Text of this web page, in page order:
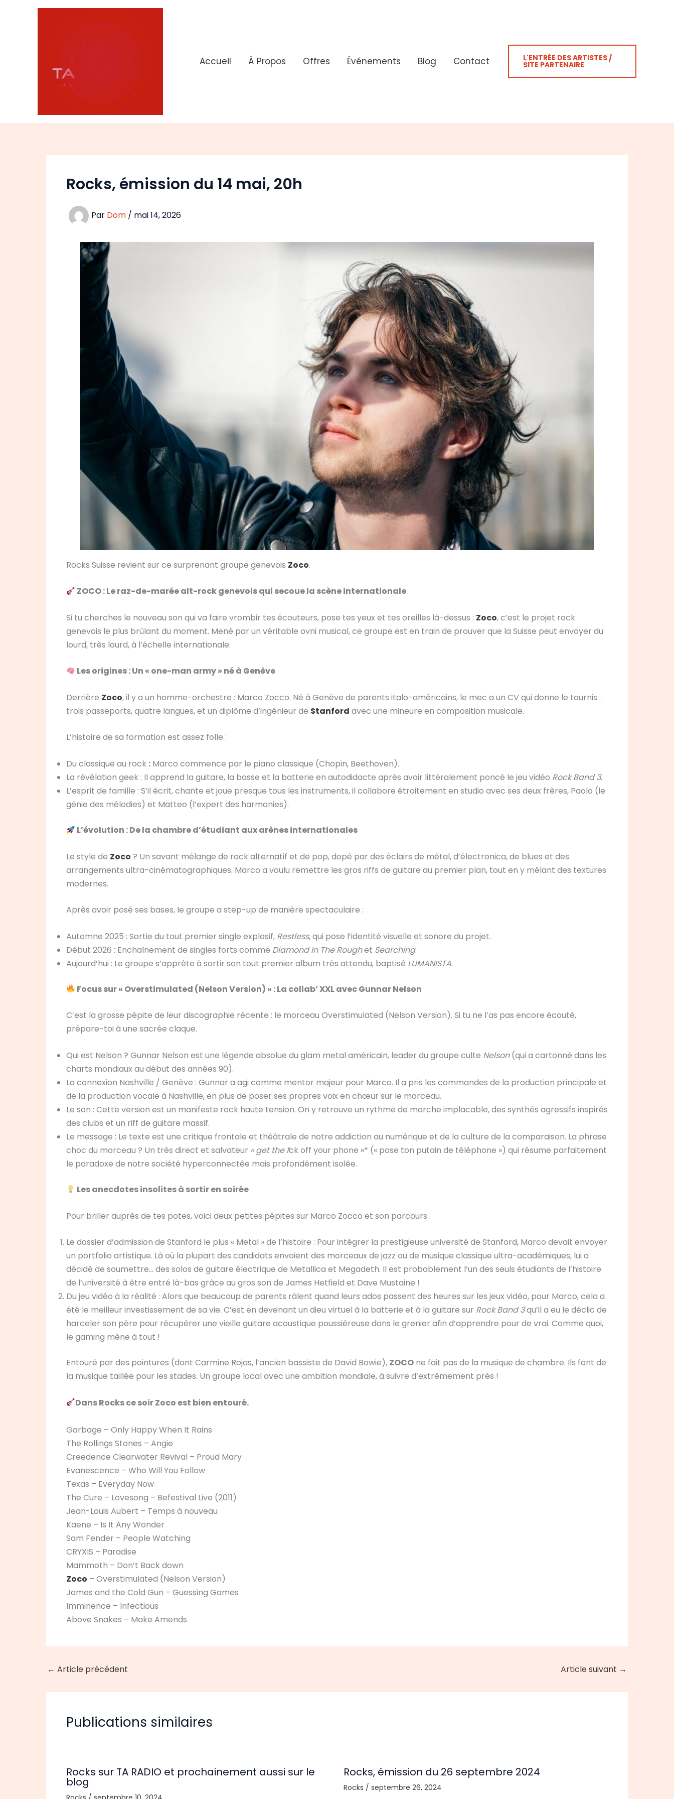
Accueil À Propos Offres Événements Blog Contact L'ENTRÉE DES ARTISTES /
SITE PARTENAIRE
Rocks, émission du 14 mai, 20h
Par Dom / mai 14, 2026
Rocks Suisse revient sur ce surprenant groupe genevois Zoco.
ZOCO : Le raz-de-marée alt-rock genevois qui secoue la scène internationale
Si tu cherches le nouveau son qui va faire vrombir tes écouteurs, pose tes yeux et tes oreilles là-dessus : Zoco, c’est le projet rock
genevois le plus brûlant du moment. Mené par un véritable ovni musical, ce groupe est en train de prouver que la Suisse peut envoyer du
lourd, très lourd, à l’échelle internationale.
Les origines : Un « one-man army » né à Genève
Derrière Zoco, il y a un homme-orchestre : Marco Zocco. Né à Genève de parents italo-américains, le mec a un CV qui donne le tournis :
trois passeports, quatre langues, et un diplôme d’ingénieur de Stanford avec une mineure en composition musicale.
L’histoire de sa formation est assez folle :
Du classique au rock : Marco commence par le piano classique (Chopin, Beethoven).
La révélation geek : Il apprend la guitare, la basse et la batterie en autodidacte après avoir littéralement poncé le jeu vidéo Rock Band 3.
L’esprit de famille : S’il écrit, chante et joue presque tous les instruments, il collabore étroitement en studio avec ses deux frères, Paolo (le
génie des mélodies) et Matteo (l’expert des harmonies).
L’évolution : De la chambre d’étudiant aux arènes internationales
Le style de Zoco ? Un savant mélange de rock alternatif et de pop, dopé par des éclairs de métal, d’électronica, de blues et des
arrangements ultra-cinématographiques. Marco a voulu remettre les gros riffs de guitare au premier plan, tout en y mêlant des textures
modernes.
Après avoir posé ses bases, le groupe a step-up de manière spectaculaire :
Automne 2025 : Sortie du tout premier single explosif, Restless, qui pose l’identité visuelle et sonore du projet.
Début 2026 : Enchaînement de singles forts comme Diamond In The Roughet Searching.
Aujourd’hui : Le groupe s’apprête à sortir son tout premier album très attendu, baptisé LUMANISTA.
Focus sur « Overstimulated (Nelson Version) » : La collab’ XXL avec Gunnar Nelson
C’est la grosse pépite de leur discographie récente : le morceau Overstimulated (Nelson Version). Si tu ne l’as pas encore écouté,
prépare-toi à une sacrée claque.
Qui est Nelson ? Gunnar Nelson est une légende absolue du glam metal américain, leader du groupe culte Nelson(qui a cartonné dans les
charts mondiaux au début des années 90).
La connexion Nashville / Genève : Gunnar a agi comme mentor majeur pour Marco. Il a pris les commandes de la production principale et
de la production vocale à Nashville, en plus de poser ses propres voix en chœur sur le morceau.
Le son : Cette version est un manifeste rock haute tension. On y retrouve un rythme de marche implacable, des synthés agressifs inspirés
des clubs et un riff de guitare massif.
Le message : Le texte est une critique frontale et théâtrale de notre addiction au numérique et de la culture de la comparaison. La phrase
choc du morceau ? Un très direct et salvateur « get the fck off your phone »* (« pose ton putain de téléphone ») qui résume parfaitement
le paradoxe de notre société hyperconnectée mais profondément isolée.
Les anecdotes insolites à sortir en soirée
Pour briller auprès de tes potes, voici deux petites pépites sur Marco Zocco et son parcours :
Le dossier d’admission de Stanford le plus « Metal » de l’histoire : Pour intégrer la prestigieuse université de Stanford, Marco devait envoyer
un portfolio artistique. Là où la plupart des candidats envoient des morceaux de jazz ou de musique classique ultra-académiques, lui a
décidé de soumettre… des solos de guitare électrique de Metallica et Megadeth. Il est probablement l’un des seuls étudiants de l’histoire
de l’université à être entré là-bas grâce au gros son de James Hetfield et Dave Mustaine !
Du jeu vidéo à la réalité : Alors que beaucoup de parents râlent quand leurs ados passent des heures sur les jeux vidéo, pour Marco, cela a
été le meilleur investissement de sa vie. C’est en devenant un dieu virtuel à la batterie et à la guitare sur Rock Band 3qu’il a eu le déclic de
harceler son père pour récupérer une vieille guitare acoustique poussiéreuse dans le grenier afin d’apprendre pour de vrai. Comme quoi,
le gaming mène à tout !
Entouré par des pointures (dont Carmine Rojas, l’ancien bassiste de David Bowie), ZOCO ne fait pas de la musique de chambre. Ils font de
la musique taillée pour les stades. Un groupe local avec une ambition mondiale, à suivre d’extrêmement près !
Dans Rocks ce soir Zoco est bien entouré.
Garbage – Only Happy When It Rains
The Rollings Stones – Angie
Creedence Clearwater Revival – Proud Mary
Evanescence – Who Will You Follow
Texas – Everyday Now
The Cure – Lovesong – Befestival Live (2011)
Jean-Louis Aubert – Temps à nouveau
Kaene – Is It Any Wonder
Sam Fender – People Watching
CRYXIS – Paradise
Mammoth – Don’t Back down
Zoco – Overstimulated (Nelson Version)
James and the Cold Gun – Guessing Games
Imminence – Infectious
Above Snakes – Make Amends
← Article précédent Article suivant →
Publications similaires
Rocks sur TA RADIO et prochainement aussi sur le
blog
Rocks, émission du 26 septembre 2024
Rocks / septembre 26, 2024